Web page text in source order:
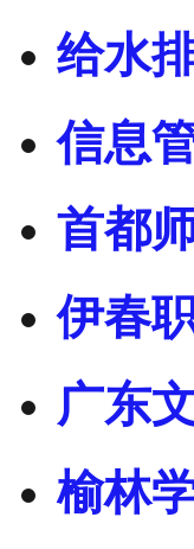
给水
信息
首都
伊春
广东
榆林